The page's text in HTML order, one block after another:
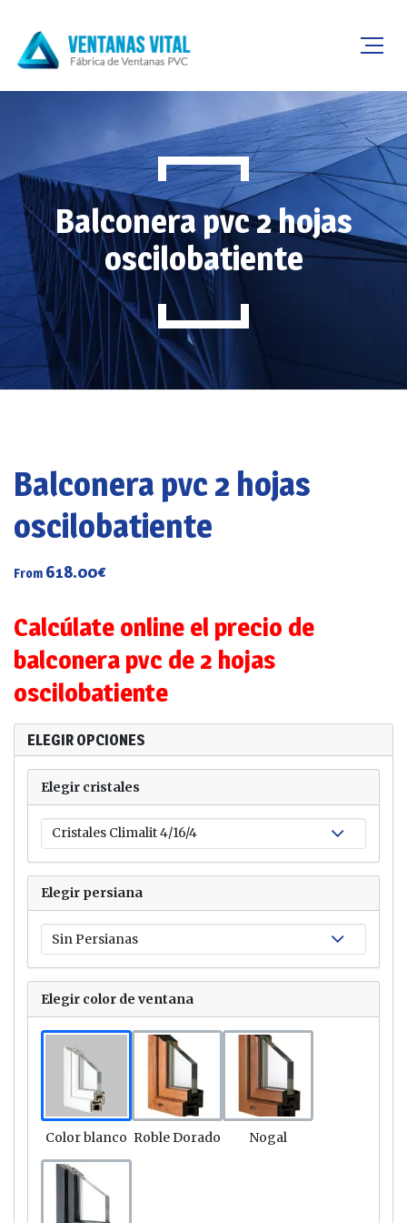
Balconera pvc 2 hojas
oscilobatiente
Balconera pvc 2 hojas
oscilobatiente
From 618.00€
Calcúlate online el precio de
balconera pvc de 2 hojas
oscilobatiente
ELEGIR OPCIONES
Elegir cristales
Elegir persiana
Elegir color de ventana
Link
Color blanco
Link
Roble Dorado
Link
Nogal